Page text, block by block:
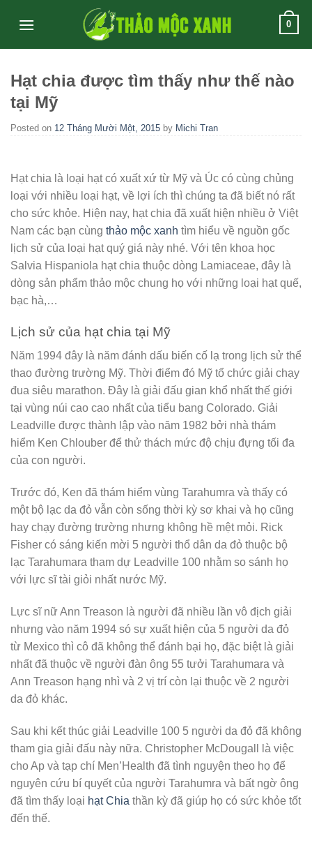
0
Hạt chia được tìm thấy như thế nào
tại Mỹ
Posted on 12 Tháng Mười Một, 2015 by Michi Tran
Hạt chia là loại hạt có xuất xứ từ Mỹ và Úc có cùng chủng
loại với nhiều loại hạt, về lợi ích thì chúng ta đã biết nó rất
cho sức khỏe. Hiện nay, hạt chia đã xuất hiện nhiều ở Việt
Nam các bạn cùng thảo mộc xanh tìm hiểu về nguồn gốc
lịch sử của loại hạt quý giá này nhé. Với tên khoa học
Salvia Hispaniola hạt chia thuộc dòng Lamiaceae, đây là
dòng sản phẩm thảo mộc chung họ với những loại hạt quế,
bạc hà,…
Lịch sử của hạt chia tại Mỹ
Năm 1994 đây là năm đánh dấu biến cố lạ trong lịch sử thể
thao đường trường Mỹ. Thời điểm đó Mỹ tổ chức giải chạy
đua siêu marathon. Đây là giải đấu gian khổ nhất thế giới
tại vùng núi cao cao nhất của tiểu bang Colorado. Giải
Leadville được thành lập vào năm 1982 bởi nhà thám
hiểm Ken Chlouber để thử thách mức độ chịu đựng tối đa
của con người.
Trước đó, Ken đã thám hiểm vùng Tarahumra và thấy có
một bộ lạc da đỏ vẫn còn sống thời kỳ sơ khai và họ cũng
hay chạy đường trường nhưng không hề mệt mỏi. Rick
Fisher có sáng kiến mời 5 người thổ dân da đỏ thuộc bộ
lạc Tarahumara tham dự Leadville 100 nhằm so sánh họ
với lực sĩ tài giỏi nhất nước Mỹ.
Lực sĩ nữ Ann Treason là người đã nhiều lần vô địch giải
nhưng vào năm 1994 só sự xuất hiện của 5 người da đỏ
từ Mexico thì cô đã không thể đánh bại họ, đặc biệt là giải
nhất đã thuộc về người đàn ông 55 tưởi Tarahumara và
Ann Treason hạng nhì và 2 vị trí còn lại thuộc về 2 người
da đỏ khác.
Sau khi kết thúc giải Leadville 100 5 người da đỏ đã không
tham gia giải đấu này nữa. Christopher McDougall là việc
cho Ap và tạp chí Men’Health đã tình nguyện theo họ để
nguyên cứu bí quyết của người Tarahumra và bất ngờ ông
đã tìm thấy loại hạt Chia thần kỳ đã giúp họ có sức khỏe tốt
đến thế.